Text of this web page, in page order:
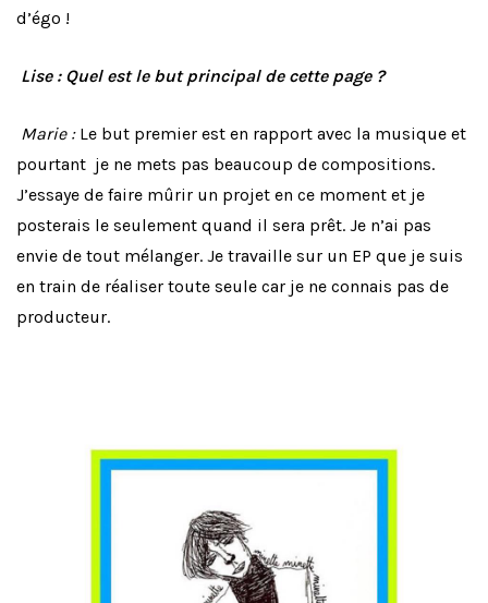
d’égo !
Lise : Quel est le but principal de cette page ?
Marie : Le but premier est en rapport avec la musique et
pourtant je ne mets pas beaucoup de compositions.
J’essaye de faire mûrir un projet en ce moment et je
posterais le seulement quand il sera prêt. Je n’ai pas
envie de tout mélanger. Je travaille sur un EP que je suis
en train de réaliser toute seule car je ne connais pas de
producteur.